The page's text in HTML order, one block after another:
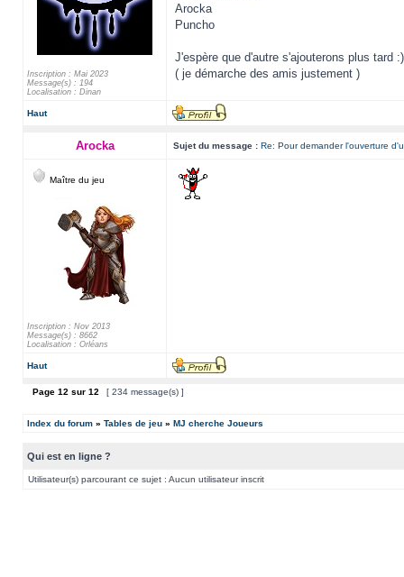
Inscription : Mai 2023
Message(s) : 194
Localisation : Dinan
Arocka
Puncho
J'espère que d'autre s'ajouterons plus tard :)
( je démarche des amis justement )
Haut
Arocka Sujet du message : Re: Pour demander l'ouverture
Maître du jeu
Inscription : Nov 2013
Message(s) : 8662
Localisation : Orléans
Haut
Page 12 sur 12 [ 234 message(s) ]
Index du forum » Tables de jeu » MJ cherche Joueurs
Qui est en ligne ?
Utilisateur(s) parcourant ce sujet : Aucun utilisateur inscrit